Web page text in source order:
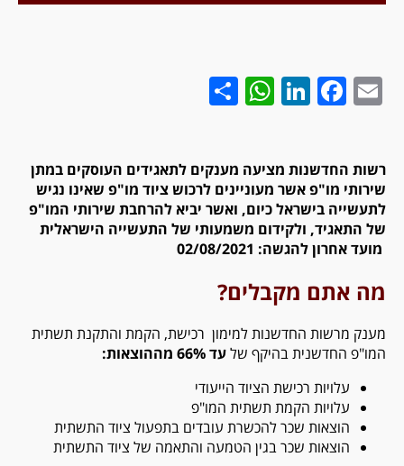
Email
Facebook
LinkedIn
WhatsApp
רשות החדשנות מציעה מענקים לתאגידים העוסקים במתן
שירותי מו"פ אשר מעוניינים לרכוש ציוד מו"פ שאינו נגיש
לתעשייה בישראל כיום, ואשר יביא להרחבת שירותי המו"פ
של התאגיד, ולקידום משמעותי של התעשייה הישראלית
מועד אחרון להגשה: 02/08/2021
מה אתם מקבלים?
מענק מרשות החדשנות למימון רכישת, הקמת והתקנת תשתית
המו"פ החדשנית בהיקף שלעד 66% מההוצאות:
עלויות רכישת הציוד הייעודי
עלויות הקמת תשתית המו"פ
הוצאות שכר להכשרת עובדים בתפעול ציוד התשתית
הוצאות שכר בגין הטמעה והתאמה של ציוד התשתית